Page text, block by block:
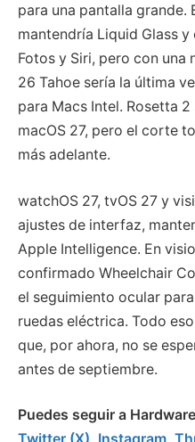
para una pantalla grande.
mantendría Liquid Glass
Fotos y Siri, pero con una
26 Tahoe sería la última
para Macs Intel. Rosetta
macOS 27, pero el corte
más adelante.
watchOS 27, tvOS 27 y
ajustes de interfaz,
Apple Intelligence. En
confirmado Wheelchair
el seguimiento ocular
ruedas eléctrica. Todo
que, por ahora, no se
antes de septiembre.
Puedes seguir a